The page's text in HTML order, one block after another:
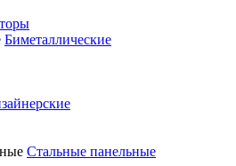
Биметаллические
Стальные панельные